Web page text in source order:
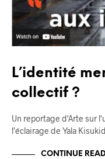
L’identité
collectif ?
Un reportage d'Arte sur
l'éclairage de Yala
CONTINUE